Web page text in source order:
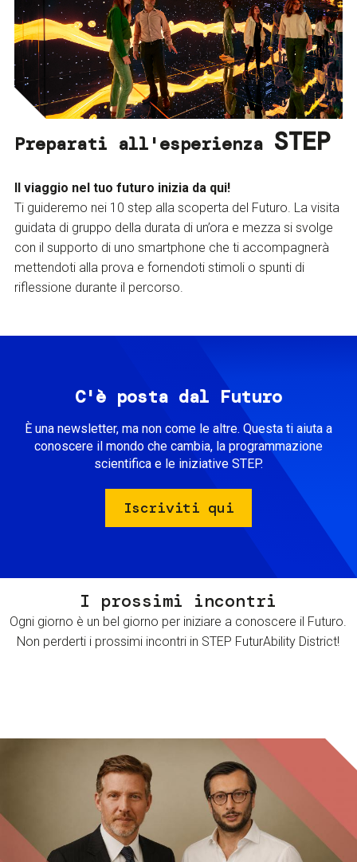
Preparati all'esperienza STEP
Il viaggio nel tuo futuro inizia da qui!
Ti guideremo nei 10 step alla scoperta del Futuro. La visita
guidata di gruppo della durata di un’ora e mezza si svolge
con il supporto di uno smartphone che ti accompagnerà
mettendoti alla prova e fornendoti stimoli o spunti di
riflessione durante il percorso.
C'è posta dal Futuro
È una newsletter, ma non come le altre. Questa ti aiuta a
conoscere il mondo che cambia, la programmazione
scientifica e le iniziative STEP.
Iscriviti qui
I prossimi incontri
Ogni giorno è un bel giorno per iniziare a conoscere il Futuro.
Non perderti i prossimi incontri in STEP FuturAbility District!